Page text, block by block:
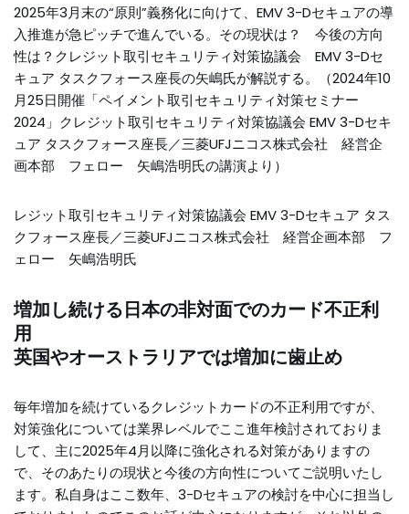
2025年3月末の“原則”義務化に向けて、EMV 3-Dセキュアの導
入推進が急ピッチで進んでいる。その現状は？ 今後の方向
性は？クレジット取引セキュリティ対策協議会 EMV 3-Dセ
キュア タスクフォース座長の矢嶋氏が解説する。（2024年10
月25日開催「ペイメント取引セキュリティ対策セミナー
2024」クレジット取引セキュリティ対策協議会 EMV 3-Dセキ
ュア タスクフォース座長／三菱UFJニコス株式会社 経営企
画本部 フェロー 矢嶋浩明氏の講演より）
レジット取引セキュリティ対策協議会 EMV 3-Dセキュア タス
クフォース座長／三菱UFJニコス株式会社 経営企画本部 フ
ェロー 矢嶋浩明氏
増加し続ける日本の非対面でのカード不正利
用
英国やオーストラリアでは増加に歯止め
毎年増加を続けているクレジットカードの不正利用ですが、
対策強化については業界レベルでここ進年検討されておりま
して、主に2025年4月以降に強化される対策がありますの
で、そのあたりの現状と今後の方向性についてご説明いたし
ます。私自身はここ数年、3-Dセキュアの検討を中心に担当し